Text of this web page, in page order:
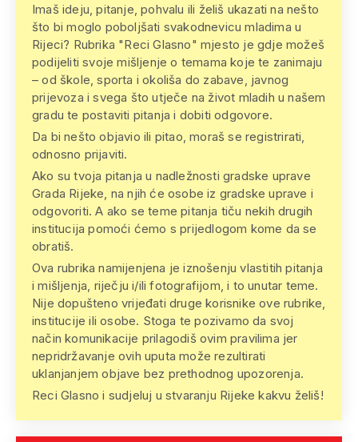
Imaš ideju, pitanje, pohvalu ili želiš ukazati na nešto
što bi moglo poboljšati svakodnevicu mladima u
Rijeci? Rubrika "Reci Glasno" mjesto je gdje možeš
podijeliti svoje mišljenje o temama koje te zanimaju
– od škole, sporta i okoliša do zabave, javnog
prijevoza i svega što utječe na život mladih u našem
gradu te postaviti pitanja i dobiti odgovore.
Da bi nešto objavio ili pitao, moraš se registrirati,
odnosno prijaviti.
Ako su tvoja pitanja u nadležnosti gradske uprave
Grada Rijeke, na njih će osobe iz gradske uprave i
odgovoriti. A ako se teme pitanja tiču nekih drugih
institucija pomoći ćemo s prijedlogom kome da se
obratiš.
Ova rubrika namijenjena je iznošenju vlastitih pitanja
i mišljenja, riječju i/ili fotografijom, i to unutar teme.
Nije dopušteno vrijeđati druge korisnike ove rubrike,
institucije ili osobe. Stoga te pozivamo da svoj
način komunikacije prilagodiš ovim pravilima jer
nepridržavanje ovih uputa može rezultirati
uklanjanjem objave bez prethodnog upozorenja.
Reci Glasno i sudjeluj u stvaranju Rijeke kakvu želiš!